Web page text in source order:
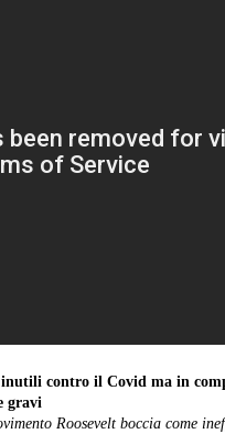
contro il Covid ma in
gravi
Roosevelt boccia come